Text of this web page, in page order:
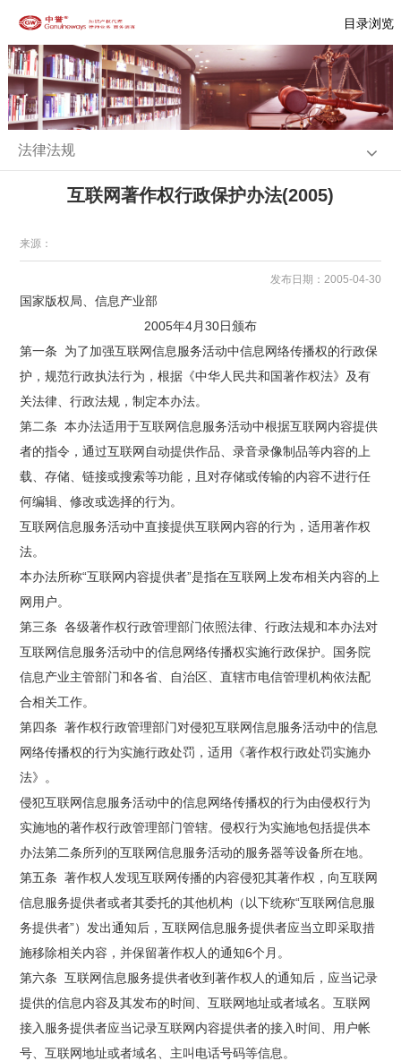
目录浏览
法律法规
互联网著作权行政保护办法(2005)
来源：
发布日期：2005-04-30
国家版权局、信息产业部
2005年4月30日颁布
第一条 为了加强互联网信息服务活动中信息网络传播权的行政保
护，规范行政执法行为，根据《中华人民共和国著作权法》及有
关法律、行政法规，制定本办法。
第二条 本办法适用于互联网信息服务活动中根据互联网内容提供
者的指令，通过互联网自动提供作品、录音录像制品等内容的上
载、存储、链接或搜索等功能，且对存储或传输的内容不进行任
何编辑、修改或选择的行为。
互联网信息服务活动中直接提供互联网内容的行为，适用著作权
法。
本办法所称“互联网内容提供者”是指在互联网上发布相关内容的上
网用户。
第三条 各级著作权行政管理部门依照法律、行政法规和本办法对
互联网信息服务活动中的信息网络传播权实施行政保护。国务院
信息产业主管部门和各省、自治区、直辖市电信管理机构依法配
合相关工作。
第四条 著作权行政管理部门对侵犯互联网信息服务活动中的信息
网络传播权的行为实施行政处罚，适用《著作权行政处罚实施办
法》。
侵犯互联网信息服务活动中的信息网络传播权的行为由侵权行为
实施地的著作权行政管理部门管辖。侵权行为实施地包括提供本
办法第二条所列的互联网信息服务活动的服务器等设备所在地。
第五条 著作权人发现互联网传播的内容侵犯其著作权，向互联网
信息服务提供者或者其委托的其他机构（以下统称“互联网信息服
务提供者”）发出通知后，互联网信息服务提供者应当立即采取措
施移除相关内容，并保留著作权人的通知6个月。
第六条 互联网信息服务提供者收到著作权人的通知后，应当记录
提供的信息内容及其发布的时间、互联网地址或者域名。互联网
接入服务提供者应当记录互联网内容提供者的接入时间、用户帐
号、互联网地址或者域名、主叫电话号码等信息。